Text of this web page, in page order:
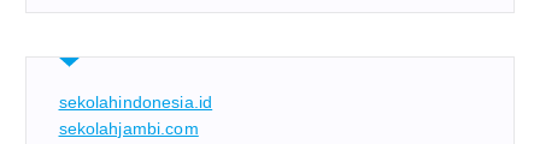
sekolahindonesia.id
sekolahjambi.com